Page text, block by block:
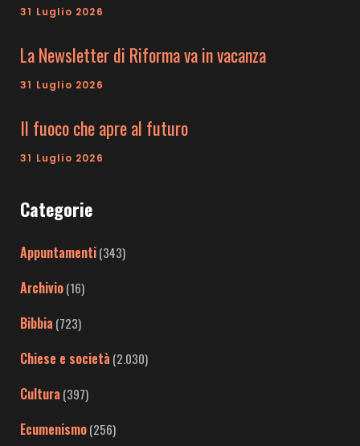
31 Luglio 2026
La Newsletter di Riforma va in vacanza
31 Luglio 2026
Il fuoco che apre al futuro
31 Luglio 2026
Categorie
Appuntamenti(343)
Archivio(16)
Bibbia (723)
Chiese e società (2.030)
Cultura (397)
Ecumenismo(256)